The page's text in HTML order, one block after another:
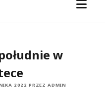
w
2022 PRZEZ ADMIN